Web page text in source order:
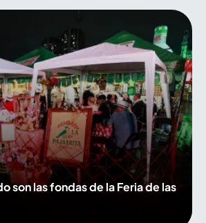
son las fondas de la Feria de las